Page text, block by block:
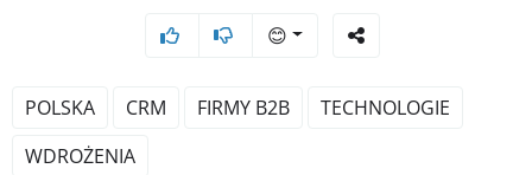
😊
POLSKA CRM FIRMY B2B
TECHNOLOGIE
WDROŻENIA